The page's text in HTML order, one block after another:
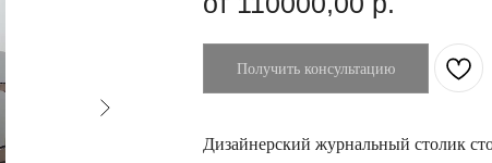
Получить консультацию
Дизайнерский журнальный столик